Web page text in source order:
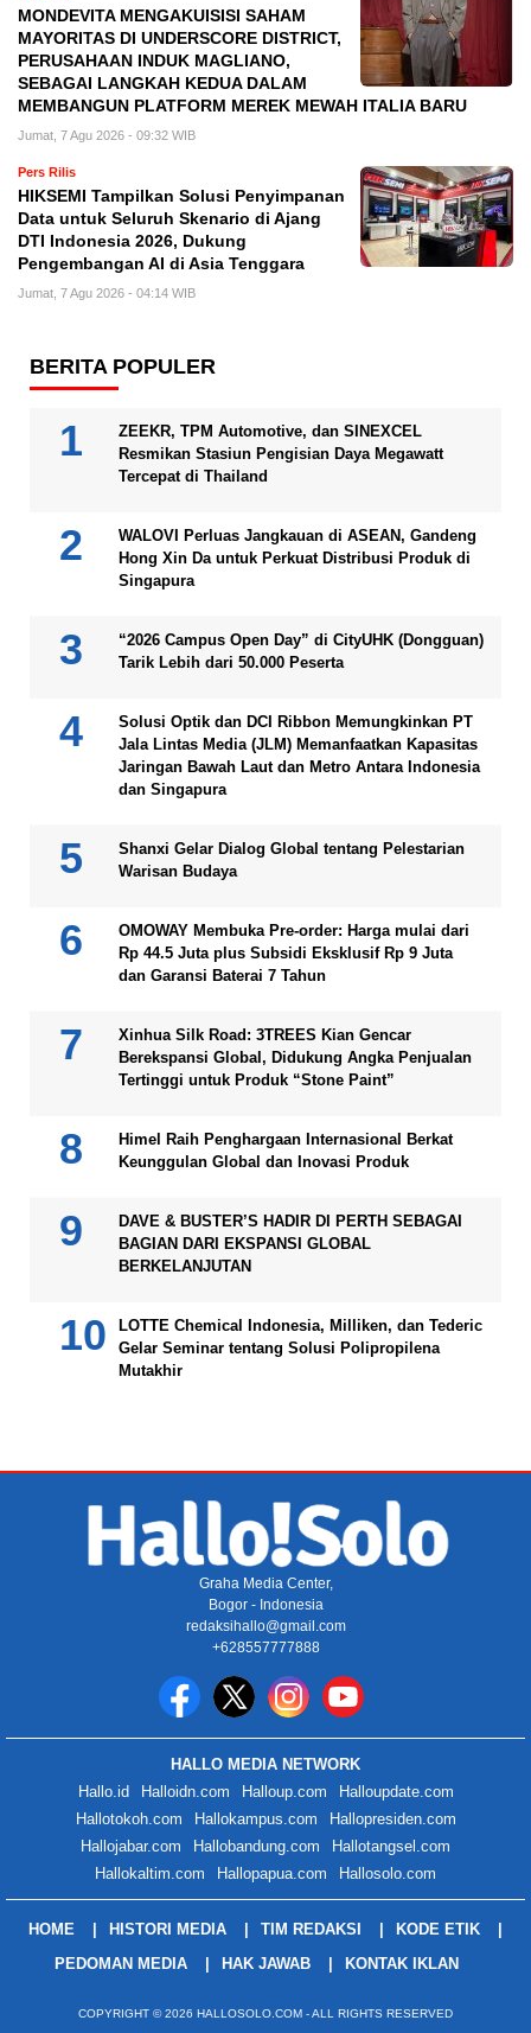
MONDEVITA MENGAKUISISI SAHAM
MAYORITAS DI UNDERSCORE DISTRICT,
PERUSAHAAN INDUK MAGLIANO,
SEBAGAI LANGKAH KEDUA DALAM
MEMBANGUN PLATFORM MEREK MEWAH ITALIA BARU
Jumat, 7 Agu 2026 - 09:32 WIB
Pers Rilis
HIKSEMI Tampilkan Solusi Penyimpanan
Data untuk Seluruh Skenario di Ajang
DTI Indonesia 2026, Dukung
Pengembangan AI di Asia Tenggara
Jumat, 7 Agu 2026 - 04:14 WIB
BERITA POPULER
ZEEKR, TPM Automotive, dan SINEXCEL
Resmikan Stasiun Pengisian Daya Megawatt
Tercepat di Thailand
WALOVI Perluas Jangkauan di ASEAN, Gandeng
Hong Xin Da untuk Perkuat Distribusi Produk di
Singapura
“2026 Campus Open Day” di CityUHK (Dongguan)
Tarik Lebih dari 50.000 Peserta
Solusi Optik dan DCI Ribbon Memungkinkan PT
Jala Lintas Media (JLM) Memanfaatkan Kapasitas
Jaringan Bawah Laut dan Metro Antara Indonesia
dan Singapura
Shanxi Gelar Dialog Global tentang Pelestarian
Warisan Budaya
OMOWAY Membuka Pre-order: Harga mulai dari
Rp 44.5 Juta plus Subsidi Eksklusif Rp 9 Juta
dan Garansi Baterai 7 Tahun
Xinhua Silk Road: 3TREES Kian Gencar
Berekspansi Global, Didukung Angka Penjualan
Tertinggi untuk Produk “Stone Paint”
Himel Raih Penghargaan Internasional Berkat
Keunggulan Global dan Inovasi Produk
DAVE & BUSTER’S HADIR DI PERTH SEBAGAI
BAGIAN DARI EKSPANSI GLOBAL
BERKELANJUTAN
LOTTE Chemical Indonesia, Milliken, dan Tederic
Gelar Seminar tentang Solusi Polipropilena
Mutakhir
Graha Media Center,
Bogor - Indonesia
redaksihallo@gmail.com
+628557777888
HALLO MEDIA NETWORK
Hallo.id
Halloidn.com Halloup.com
Halloupdate.com
Hallotokoh.com
Hallokampus.com
Hallopresiden.com
Hallojabar.com
Hallobandung.com
Hallotangsel.com
Hallokaltim.com
Hallopapua.com Hallosolo.com
HOME HISTORI MEDIA TIM REDAKSI
KODE ETIK
PEDOMAN MEDIA
HAK JAWAB KONTAK IKLAN
COPYRIGHT © 2026 HALLOSOLO.COM - ALL RIGHTS RESERVED